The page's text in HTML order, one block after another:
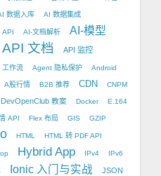
数据入库 AI 数据集成
API AI-文档解析 AI-模型
API 文档 API 监控
作流 Agent 隐私保护 Android
A股行情 B2B 推荐 CDN CNPM
DevOpenClub 教案 Docker E.164
API Flex 布局 GIS GZIP
HTML HTML 转 PDF API
Hybrid App IPv4 IPv6
Ionic 入门与实战 JSON